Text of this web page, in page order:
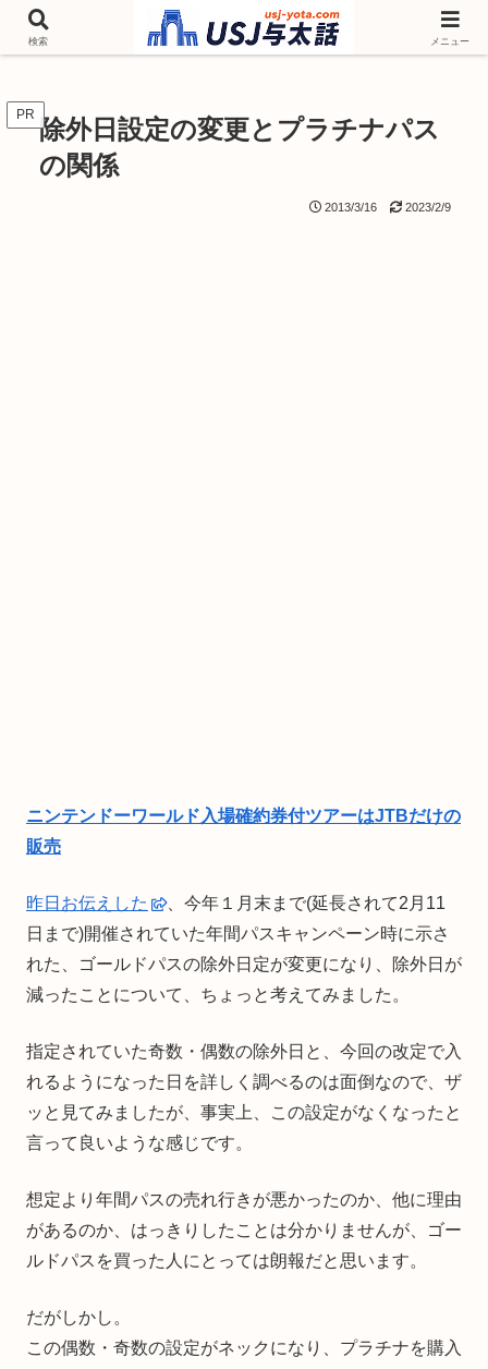
チケットやシーズンイベント ニンテンドーワールド アトラクションなどユニ
バを歩いて情報収集しています
PR 除外日設定の変更とプラチナパス
の関係
2013/3/16 2023/2/9
ニンテンドーワールド入場確約券付ツアーはJTBだけの
販売
昨日お伝えした
、今年１月末まで(延長されて2月11
日まで)開催されていた年間パスキャンペーン時に示さ
れた、ゴールドパスの除外日定が変更になり、除外日が
減ったことについて、ちょっと考えてみました。
指定されていた奇数・偶数の除外日と、今回の改定で入
れるようになった日を詳しく調べるのは面倒なので、ザ
ッと見てみましたが、事実上、この設定がなくなったと
言って良いような感じです。
想定より年間パスの売れ行きが悪かったのか、他に理由
があるのか、はっきりしたことは分かりませんが、ゴー
ルドパスを買った人にとっては朗報だと思います。
だがしかし。
この偶数・奇数の設定がネックになり、プラチナを購入
検索 メニュー